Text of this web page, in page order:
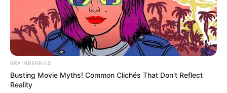
BRAINBERRIES
Busting Movie Myths! Common Clichés That Don't Reflect
Reality